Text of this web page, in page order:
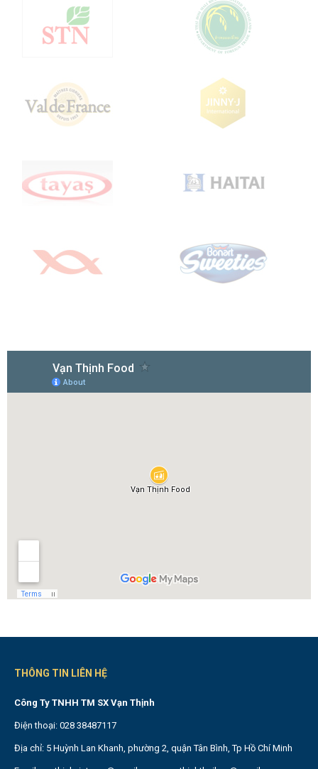
THÔNG TIN LIÊN HỆ
Công Ty TNHH TM SX Vạn Thịnh
Điện thoại: 028 38487117
Địa chỉ: 5 Huỳnh Lan Khanh, phường 2, quận Tân Bình, Tp Hồ Chí Minh